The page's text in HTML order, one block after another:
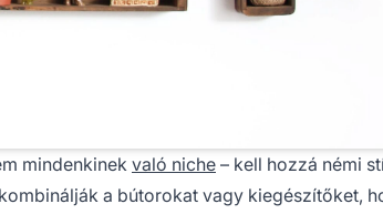
mindenkinek való niche – kell hozzá némi
a bútorokat vagy kiegészítőket,